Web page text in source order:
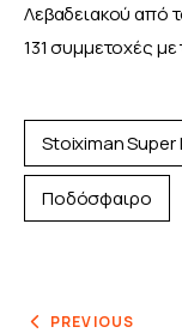
Λεβαδειακού από
131 συμμετοχές
Stoiximan Super
Ποδόσφαιρο
PREVIOUS